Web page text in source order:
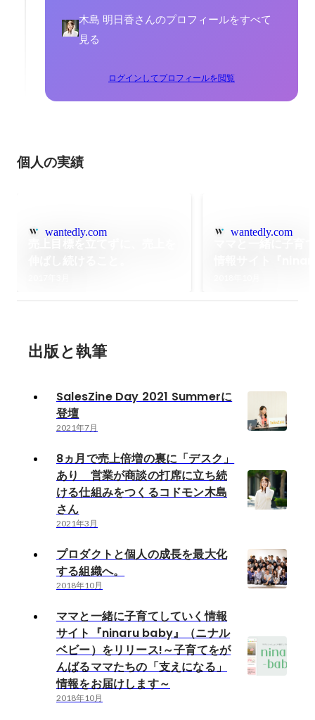
木島 明日香さんのプロフィールをすべて
見る
ログインしてプロフィールを閲覧
個人の実績
wantedly.com wantedly.com
出版と執筆
SalesZine Day 2021 Summerに
登壇
2021年7月
8ヵ月で売上倍増の裏に「デスク」
あり 営業が商談の打席に立ち続
ける仕組みをつくるコドモン木島
さん
2021年3月
プロダクトと個人の成長を最大化
する組織へ。
2018年10月
ママと一緒に子育てしていく情報
サイト『ninaru baby』（ニナル
ベビー）をリリース!～子育てをが
んばるママたちの「支えになる」
情報をお届けします～
2018年10月